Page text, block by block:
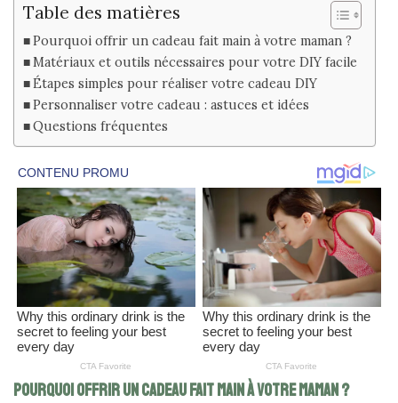
Table des matières
Pourquoi offrir un cadeau fait main à votre maman ?
Matériaux et outils nécessaires pour votre DIY facile
Étapes simples pour réaliser votre cadeau DIY
Personnaliser votre cadeau : astuces et idées
Questions fréquentes
Pourquoi offrir un cadeau fait main à votre maman ?